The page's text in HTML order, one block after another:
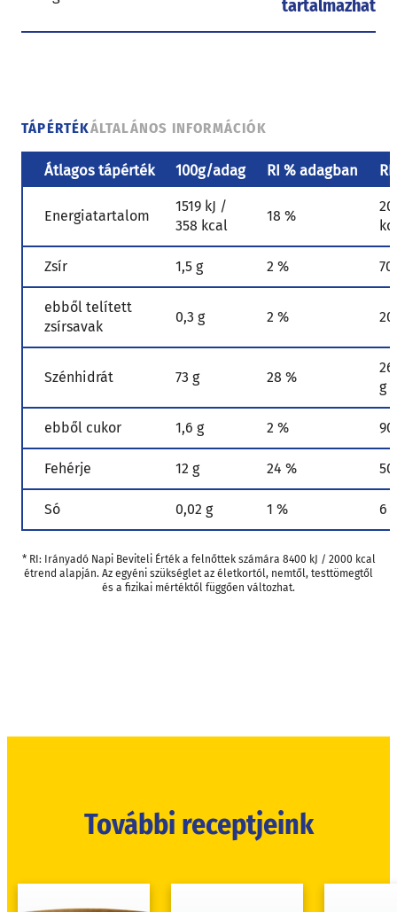
tartalmazhat
TÁPÉRTÉKÁLTALÁNOS INFORMÁCIÓK
Átlagos tápérték 100g/adag RI % adagban
Energiatartalom
1519 kJ /
358 kcal
18 %
Zsír 1,5 g 2 % 70
ebből telített
zsírsavak
0,3 g 2 % 20
Szénhidrát 73 g 28 %
g
ebből cukor 1,6 g 2 % 90
Fehérje 12 g 24 % 50
Só 0,02 g 1 % 6 g
* RI: Irányadó Napi Beviteli Érték a felnőttek számára 8400 kJ / 2000 kcal
étrend alapján. Az egyéni szükséglet az életkortól, nemtől, testtömegtől
és a fizikai mértéktől függően változhat.
További receptjeink